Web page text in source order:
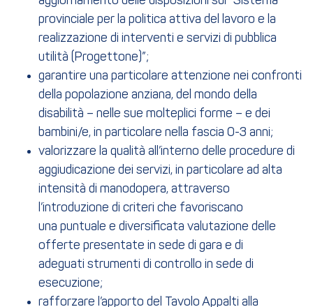
provinciale per la politica attiva del lavoro e la
realizzazione di interventi e servizi di pubblica
utilità (Progettone)”;
garantire una particolare attenzione nei confronti
della popolazione anziana, del mondo della
disabilità – nelle sue molteplici forme – e dei
bambini/e, in particolare nella fascia 0-3 anni;
valorizzare la qualità all’interno delle procedure di
aggiudicazione dei servizi, in particolare ad alta
intensità di manodopera, attraverso
l’introduzione di criteri che favoriscano
una puntuale e diversificata valutazione delle
offerte presentate in sede di gara e di
adeguati strumenti di controllo in sede di
esecuzione;
rafforzare l’apporto del Tavolo Appalti alla